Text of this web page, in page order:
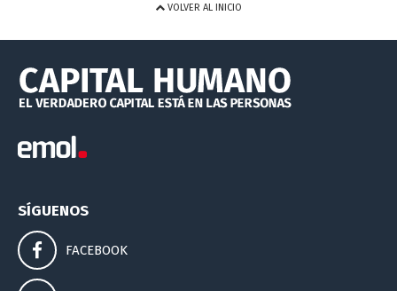
VOLVER AL INICIO
SÍGUENOS
FACEBOOK